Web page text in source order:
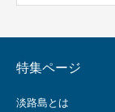
特集ページ
淡路島とは